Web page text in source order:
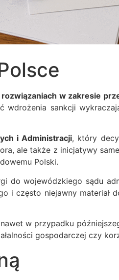
w zakresie
sankcji
i Administracji, który
ale także z inicjatywy
Polski.
do wojewódzkiego sądu
i często niejawny materiał
w przypadku
gospodarczej czy